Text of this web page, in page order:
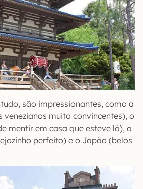
são impressionantes, como a
muito convincentes), o
mentir em casa que esteve lá), a
perfeito) e o Japão (belos